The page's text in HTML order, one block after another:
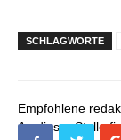
SCHLAGWORTE
Empfohlene
An dieser Stelle